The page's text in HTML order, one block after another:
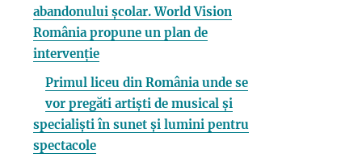
abandonului școlar. World Vision
România propune un plan de
intervenție
Primul liceu din România unde se
vor pregăti artiști de musical și
specialiști în sunet și lumini pentru
spectacole